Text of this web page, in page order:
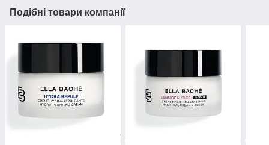
Подібні товари компанії